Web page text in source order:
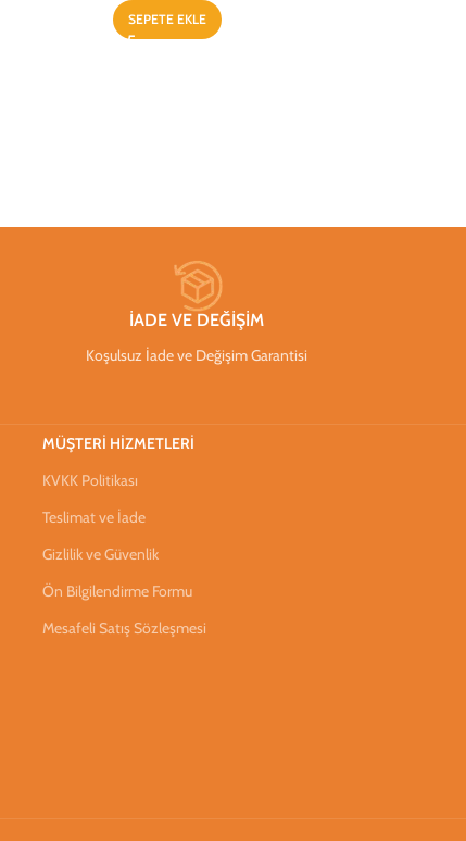
SEPETE EKLE
İADE VE DEĞİŞİM
Koşulsuz İade ve Değişim Garantisi
MÜŞTERİ HİZMETLERİ
KVKK Politikası
Teslimat ve İade
Gizlilik ve Güvenlik
Ön Bilgilendirme Formu
Mesafeli Satış Sözleşmesi